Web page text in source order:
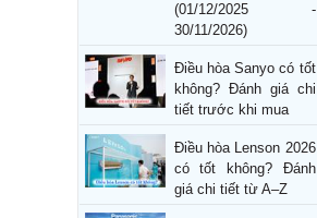
(01/12/2025 -
30/11/2026)
Điều hòa Sanyo có tốt
không? Đánh giá chi
tiết trước khi mua
Điều hòa Lenson 2026
có tốt không? Đánh
giá chi tiết từ A–Z